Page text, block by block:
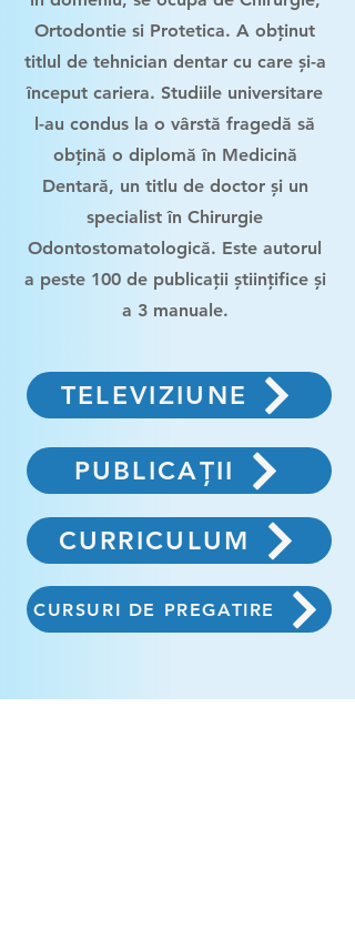
Ortodontie si Protetica. A obținut
titlul de tehnician dentar cu care și-a
început cariera. Studiile universitare
l-au condus la o vârstă fragedă să
obțină o diplomă în Medicină
Dentară, un titlu de doctor și un
specialist în Chirurgie
Odontostomatologică. Este autorul
a peste 100 de publicații științifice și
a 3 manuale.
TELEVIZIUNE
PUBLICAȚII
CURSURI DE PREGATIRE
CURRICULUM